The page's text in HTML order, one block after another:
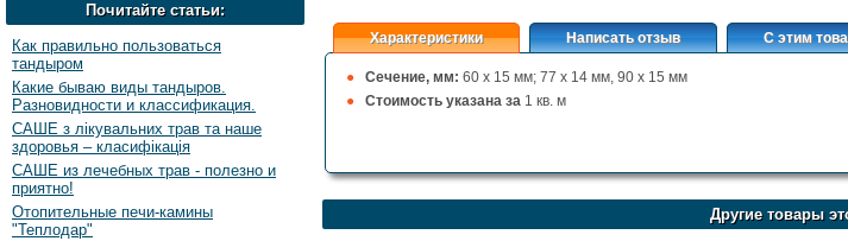
Почитайте статьи:
Как правильно пользоваться
тандыром
Какие бываю виды тандыров.
Разновидности и классификация.
САШЕ з лікувальних трав та наше
здоровья – класифікація
САШЕ из лечебных трав - полезно и
приятно!
Отопительные печи-камины
"Теплодар"
Характеристики Написать отзыв С этим
Сечение, мм: 60 х 15 мм; 77 х 14 мм, 90 х 15 мм
Стоимость указана за 1 кв. м
Другие товары